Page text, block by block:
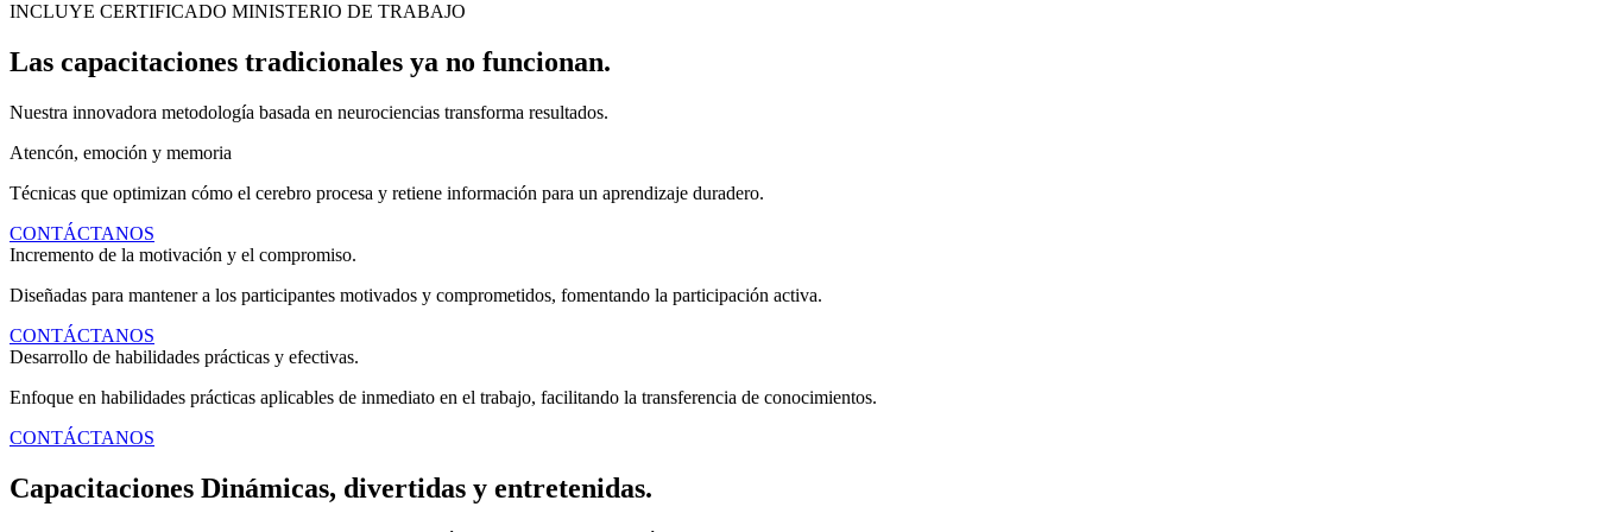
INCLUYE CERTIFICADO MINISTERIO DE TRABAJO
Las capacitaciones tradicionales ya no funcionan.
Nuestra innovadora metodología basada en neurociencias transforma resultados.
Atencón, emoción y memoria
Técnicas que optimizan cómo el cerebro procesa y retiene información para un aprendizaje duradero.
CONTÁCTANOS
Incremento de la motivación y el compromiso.
Diseñadas para mantener a los participantes motivados y comprometidos, fomentando la participación activa.
CONTÁCTANOS
Desarrollo de habilidades prácticas y efectivas.
Enfoque en habilidades prácticas aplicables de inmediato en el trabajo, facilitando la transferencia de conocimientos.
CONTÁCTANOS
Capacitaciones Dinámicas, divertidas y entretenidas.